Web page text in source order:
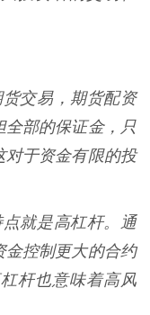
交易，期货配资
全部的保证金，只
对于资金有限的投
就是高杠杆。通
金控制更大的合约
杆也意味着高风